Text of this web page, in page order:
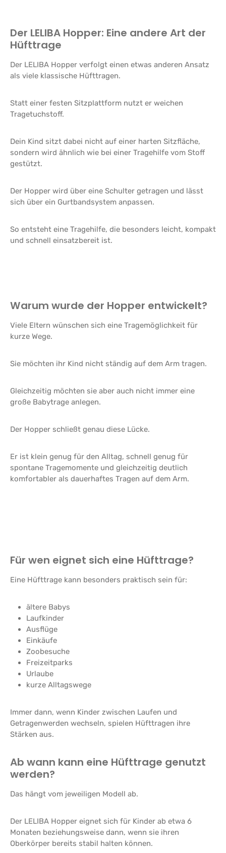
Der LELIBA Hopper: Eine andere Art der
Hüfttrage
Der LELIBA Hopper verfolgt einen etwas anderen Ansatz
als viele klassische Hüfttragen.
Statt einer festen Sitzplattform nutzt er weichen
Tragetuchstoff.
Dein Kind sitzt dabei nicht auf einer harten Sitzfläche,
sondern wird ähnlich wie bei einer Tragehilfe vom Stoff
gestützt.
Der Hopper wird über eine Schulter getragen und lässt
sich über ein Gurtbandsystem anpassen.
So entsteht eine Tragehilfe, die besonders leicht, kompakt
und schnell einsatzbereit ist.
Warum wurde der Hopper entwickelt?
Viele Eltern wünschen sich eine Tragemöglichkeit für
kurze Wege.
Sie möchten ihr Kind nicht ständig auf dem Arm tragen.
Gleichzeitig möchten sie aber auch nicht immer eine
große Babytrage anlegen.
Der Hopper schließt genau diese Lücke.
Er ist klein genug für den Alltag, schnell genug für
spontane Tragemomente und gleichzeitig deutlich
komfortabler als dauerhaftes Tragen auf dem Arm.
Für wen eignet sich eine Hüfttrage?
Eine Hüfttrage kann besonders praktisch sein für:
ältere Babys
Laufkinder
Ausflüge
Einkäufe
Zoobesuche
Freizeitparks
Urlaube
kurze Alltagswege
Immer dann, wenn Kinder zwischen Laufen und
Getragenwerden wechseln, spielen Hüfttragen ihre
Stärken aus.
Ab wann kann eine Hüfttrage genutzt
werden?
Das hängt vom jeweiligen Modell ab.
Der LELIBA Hopper eignet sich für Kinder ab etwa 6
Monaten beziehungsweise dann, wenn sie ihren
Oberkörper bereits stabil halten können.